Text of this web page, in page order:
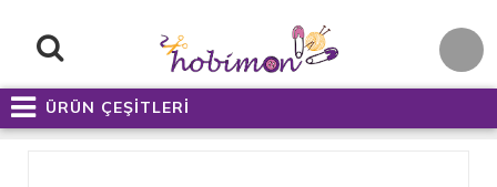
ÜRÜN ÇEŞİTLERİ